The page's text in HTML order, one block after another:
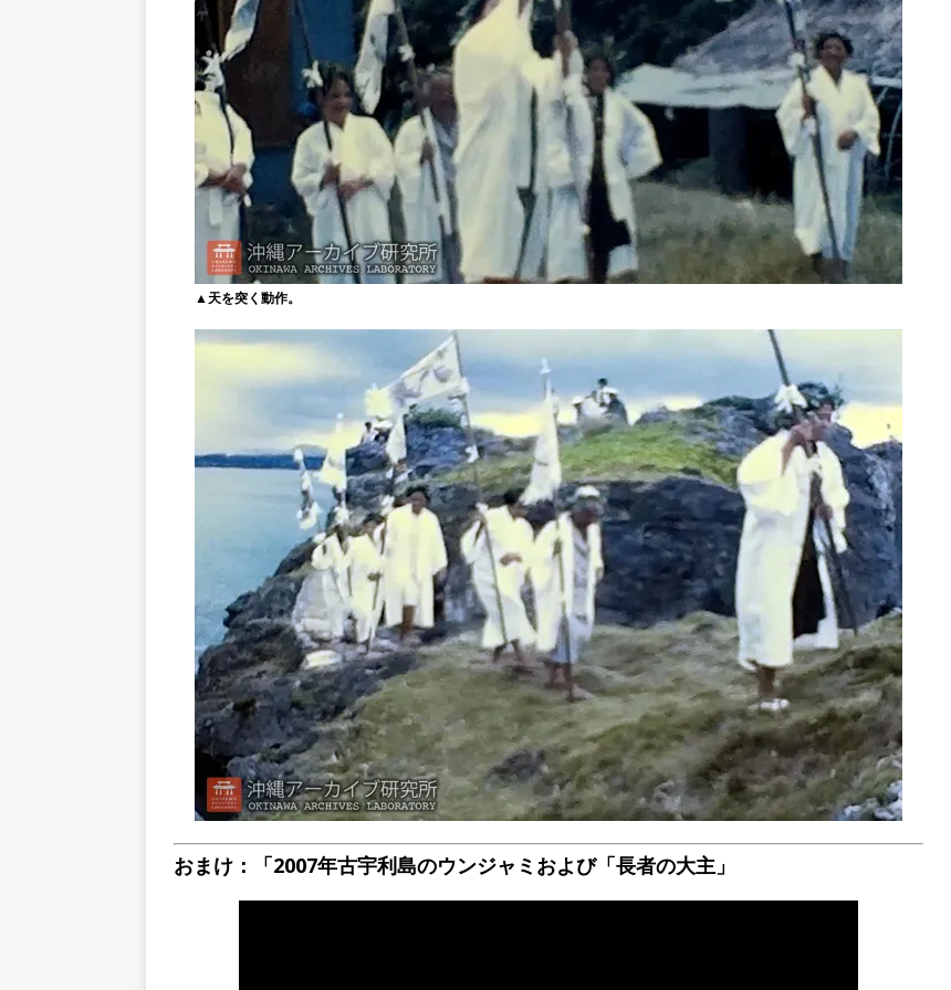
▲天を突く動作。
おまけ：「2007年古宇利島のウンジャミおよび「長者の大主」